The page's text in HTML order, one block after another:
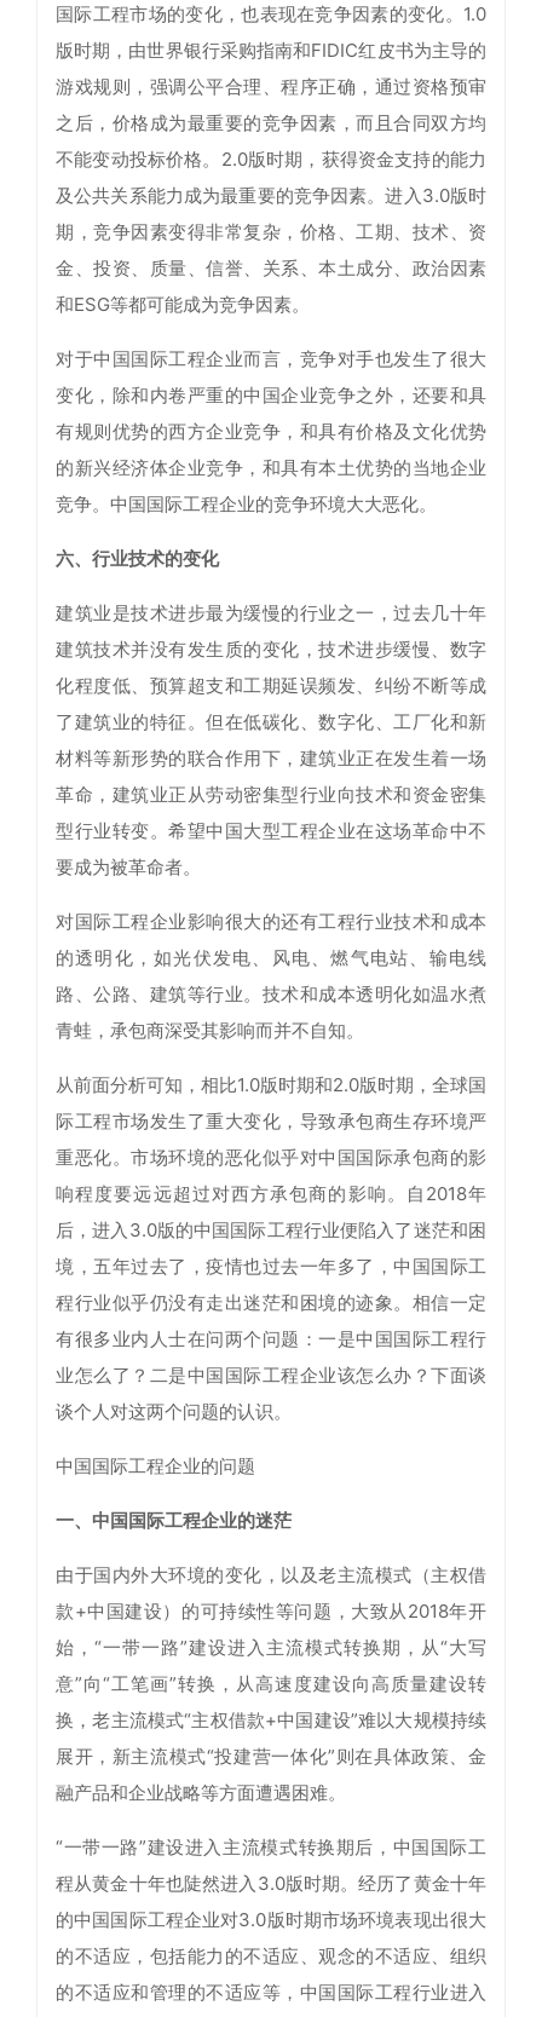
国际工程市场的变化，也表现在竞争因素的变化。1.0
版时期，由世界银行采购指南和FIDIC红皮书为主导的
游戏规则，强调公平合理、程序正确，通过资格预审
之后，价格成为最重要的竞争因素，而且合同双方均
不能变动投标价格。2.0版时期，获得资金支持的能力
及公共关系能力成为最重要的竞争因素。进入3.0版时
期，竞争因素变得非常复杂，价格、工期、技术、资
金、投资、质量、信誉、关系、本土成分、政治因素
和ESG等都可能成为竞争因素。
对于中国国际工程企业而言，竞争对手也发生了很大
变化，除和内卷严重的中国企业竞争之外，还要和具
有规则优势的西方企业竞争，和具有价格及文化优势
的新兴经济体企业竞争，和具有本土优势的当地企业
竞争。中国国际工程企业的竞争环境大大恶化。
六、行业技术的变化
建筑业是技术进步最为缓慢的行业之一，过去几十年
建筑技术并没有发生质的变化，技术进步缓慢、数字
化程度低、预算超支和工期延误频发、纠纷不断等成
了建筑业的特征。但在低碳化、数字化、工厂化和新
材料等新形势的联合作用下，建筑业正在发生着一场
革命，建筑业正从劳动密集型行业向技术和资金密集
型行业转变。希望中国大型工程企业在这场革命中不
要成为被革命者。
对国际工程企业影响很大的还有工程行业技术和成本
的透明化，如光伏发电、风电、燃气电站、输电线
路、公路、建筑等行业。技术和成本透明化如温水煮
青蛙，承包商深受其影响而并不自知。
从前面分析可知，相比1.0版时期和2.0版时期，全球国
际工程市场发生了重大变化，导致承包商生存环境严
重恶化。市场环境的恶化似乎对中国国际承包商的影
响程度要远远超过对西方承包商的影响。自2018年
后，进入3.0版的中国国际工程行业便陷入了迷茫和困
境，五年过去了，疫情也过去一年多了，中国国际工
程行业似乎仍没有走出迷茫和困境的迹象。相信一定
有很多业内人士在问两个问题：一是中国国际工程行
业怎么了？二是中国国际工程企业该怎么办？下面谈
谈个人对这两个问题的认识。
中国国际工程企业的问题
一、中国国际工程企业的迷茫
由于国内外大环境的变化，以及老主流模式（主权借
款+中国建设）的可持续性等问题，大致从2018年开
始，“一带一路”建设进入主流模式转换期，从“大写
意”向“工笔画”转换，从高速度建设向高质量建设转
换，老主流模式“主权借款+中国建设”难以大规模持续
展开，新主流模式“投建营一体化”则在具体政策、金
融产品和企业战略等方面遭遇困难。
“一带一路”建设进入主流模式转换期后，中国国际工
程从黄金十年也陡然进入3.0版时期。经历了黄金十年
的中国国际工程企业对3.0版时期市场环境表现出很大
的不适应，包括能力的不适应、观念的不适应、组织
的不适应和管理的不适应等，中国国际工程行业进入